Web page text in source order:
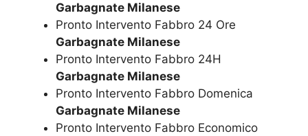
Garbagnate Milanese
Pronto Intervento Fabbro 24 Ore
Garbagnate Milanese
Pronto Intervento Fabbro 24H
Garbagnate Milanese
Pronto Intervento Fabbro Domenica
Garbagnate Milanese
Pronto Intervento Fabbro Economico